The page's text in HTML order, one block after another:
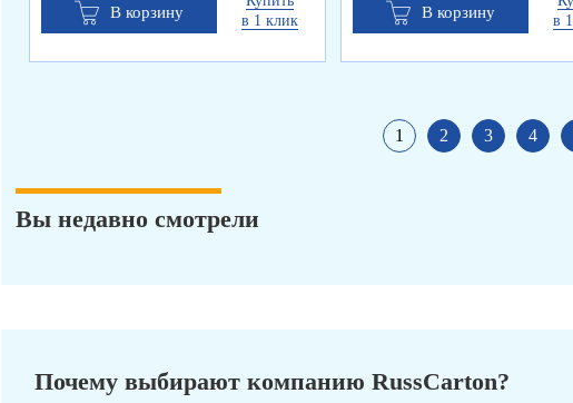
В корзину
в 1 клик
В корзину
в
1 2 3 4
Вы недавно смотрели
Почему выбирают компанию RussCarton?